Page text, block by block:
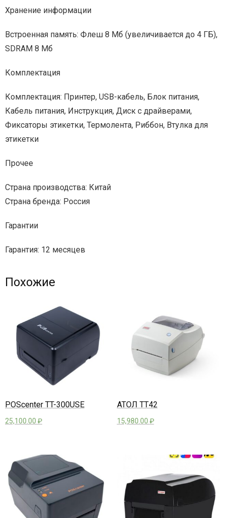
Хранение информации
Встроенная память: Флеш 8 Мб (увеличивается до 4 ГБ),
SDRAM 8 Мб
Комплектация
Комплектация: Принтер, USB-кабель, Блок питания,
Кабель питания, Инструкция, Диск с драйверами,
Фиксаторы этикетки, Термолента, Риббон, Втулка для
этикетки
Прочее
Страна производства: Китай
Страна бренда: Россия
Гарантии
Гарантия: 12 месяцев
Похожие
POScenter TT-300USE
25,100.00 ₽
АТОЛ ТТ42
15,980.00 ₽